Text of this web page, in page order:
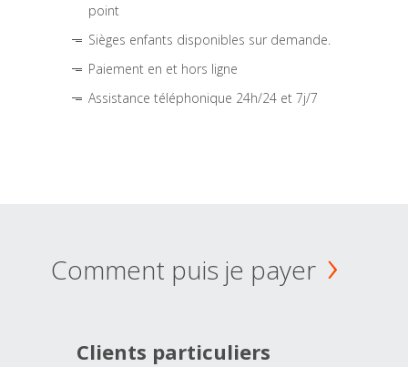
point
Sièges enfants disponibles sur demande.
Paiement en et hors ligne
Assistance téléphonique 24h/24 et 7j/7
Comment puis je payer
Clients particuliers